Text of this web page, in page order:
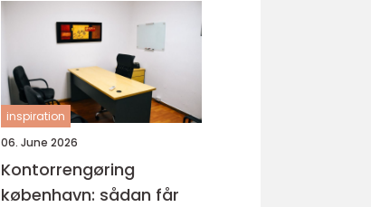
inspiration
06. June 2026
Kontorrengøring
københavn: sådan får